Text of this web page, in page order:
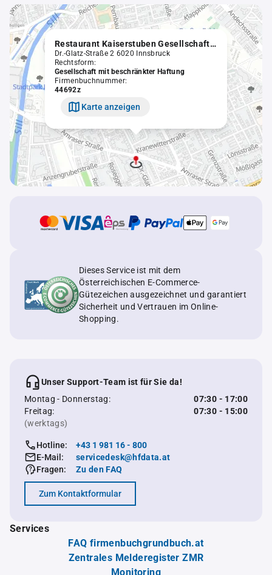
Restaurant Kaiserstuben Gesellschaft m.b.H.
Dr.-Glatz-Straße 2 6020 Innsbruck
Rechtsform:
Gesellschaft mit beschränkter Haftung
Firmenbuchnummer:
44692z
Karte anzeigen
Dieses Service ist mit dem
Österreichischen E-Commerce-
Gütezeichen ausgezeichnet und garantiert
Sicherheit und Vertrauen im Online-
Shopping.
Unser Support-Team ist für Sie da!
Montag - Donnerstag:
07:30 - 17:00
Freitag:
07:30 - 15:00
(werktags)
Hotline:
+43 1 981 16 - 800
E-Mail:
servicedesk@hfdata.at
Fragen:
Zu den FAQ
Zum Kontaktformular
Services
FAQ firmenbuchgrundbuch.at
Zentrales Melderegister ZMR
Monitoring